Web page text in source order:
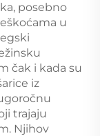
posebno
u
čak i kada su
iz
trajaju
Njihov